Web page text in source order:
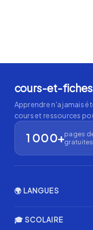
cours-et-
Apprendre n'a jamais
cours et ressources
1 000+pages
gratuites
🌍 LANGUES
Anglais 🇬🇧
🎓 SCOLAIRE